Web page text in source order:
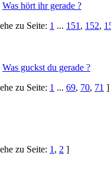
Was hört ihr gerade ?
zu Seite: 1 ... 151 , 152,
Was guckst du gerade ?
zu Seite: 1 ... 69, 70, 71 ]
zu Seite: 1 , 2 ]